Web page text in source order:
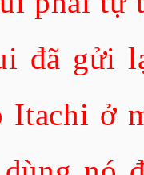
đã gửi
Itachi ở